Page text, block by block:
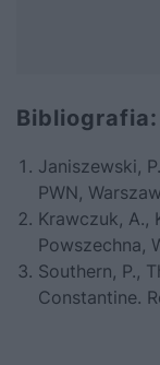
Bibliografia:
Janiszewski,
PWN,
Krawczuk, A.,
Powszechna,
Southern, P.,
Constantine.